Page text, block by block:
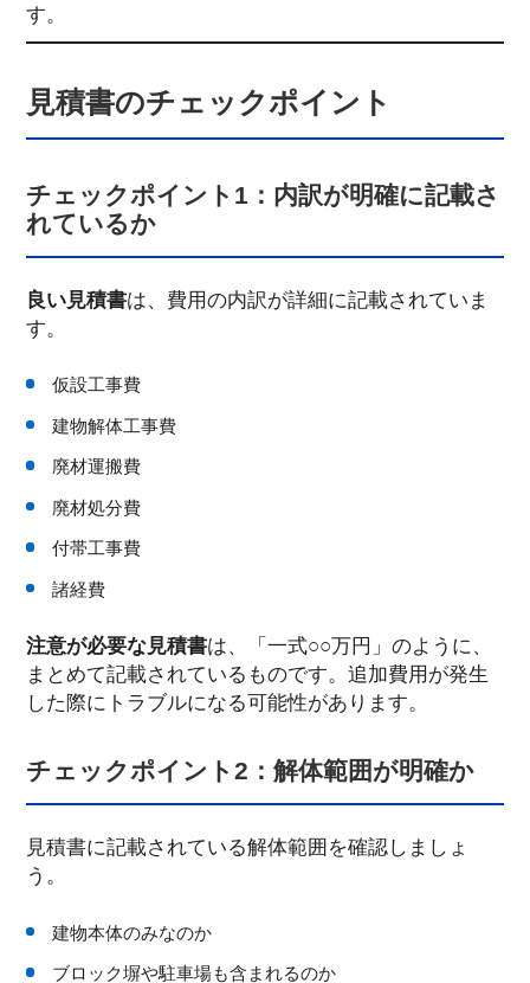
す。
見積書のチェックポイント
チェックポイント1：内訳が明確に記載さ
れているか
良い見積書は、費用の内訳が詳細に記載されていま
す。
仮設工事費
建物解体工事費
廃材運搬費
廃材処分費
付帯工事費
諸経費
注意が必要な見積書は、「一式○○万円」のように、
まとめて記載されているものです。追加費用が発生
した際にトラブルになる可能性があります。
チェックポイント2：解体範囲が明確か
見積書に記載されている解体範囲を確認しましょ
う。
建物本体のみなのか
ブロック塀や駐車場も含まれるのか